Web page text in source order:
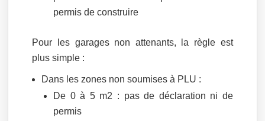
permis de construire
Pour les garages non attenants, la règle est
plus simple :
Dans les zones non soumises à PLU :
De 0 à 5 m2 : pas de déclaration ni de
permis